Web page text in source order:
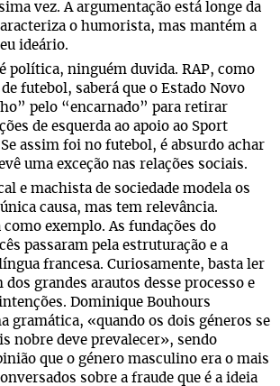
vez. A argumentação está longe da
o humorista, mas mantém a
ideário.
política, ninguém duvida. RAP, como
futebol, saberá que o Estado Novo
pelo “encarnado” para retirar
de esquerda ao apoio ao Sport
assim foi no futebol, é absurdo achar
uma exceção nas relações sociais.
e machista de sociedade modela os
causa, mas tem relevância.
exemplo. As fundações do
passaram pela estruturação e a
francesa. Curiosamente, basta ler
dos grandes arautos desse processo e
Dominique Bouhours
gramática, «quando os dois géneros se
nobre deve prevalecer», sendo
que o género masculino era o mais
sobre a fraude que é a ideia